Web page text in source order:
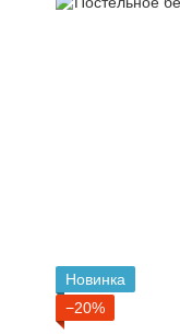
Новинка
−20%